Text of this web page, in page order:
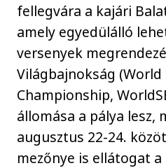
fellegvára a kajári
amely egyedülálló
versenyek
Világbajnokság (World
Championship,
állomása a pálya lesz,
augusztus 22-24.
mezőnye is ellátogat